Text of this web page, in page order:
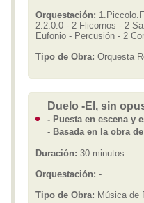
Orquestación:
2.2.0.0 - 2 Flicornos - 2
Eufonio - Percusión - 2
Tipo de Obra: Orquesta
Duelo -El, sin
- Puesta en escena y
- Basada en la obra
Duración: 30 minutos
Orquestación: -.
Tipo de Obra: Música de